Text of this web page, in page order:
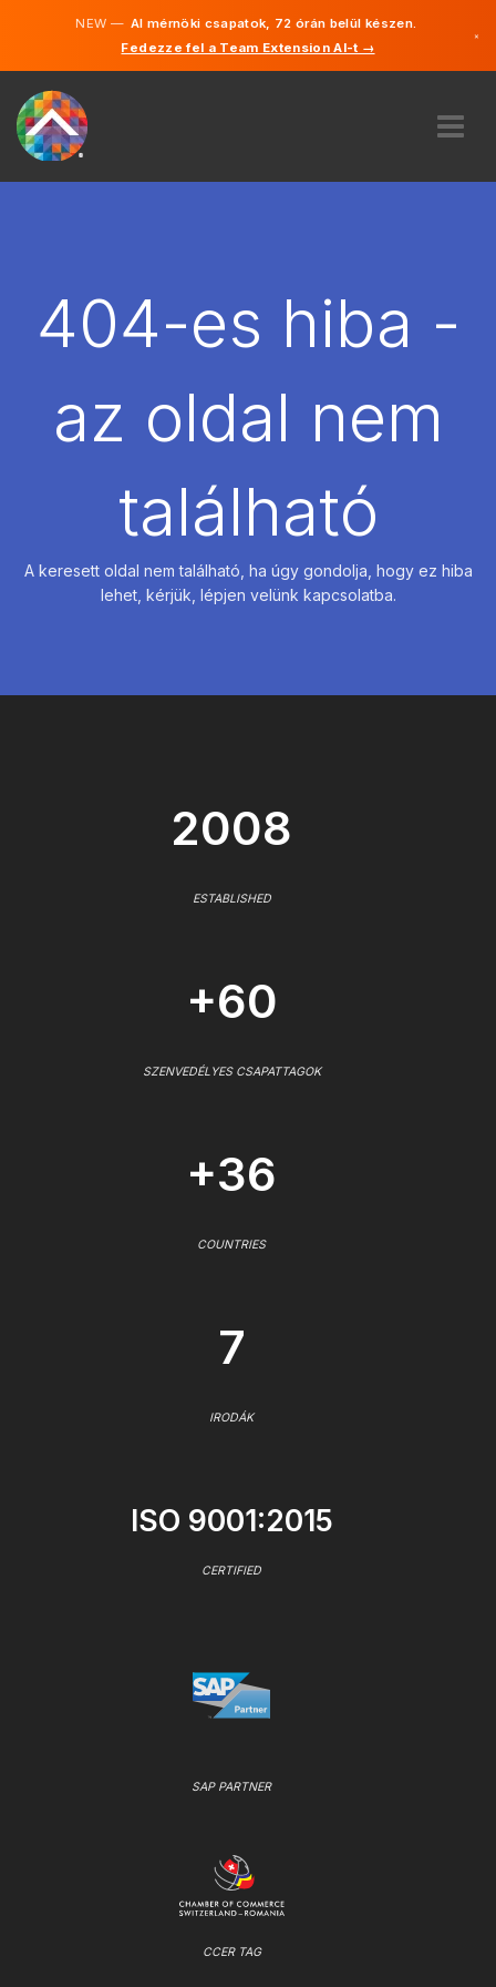
NEW —AI mérnöki csapatok, 72 órán belül készen.
Fedezze fel a Team Extension AI-t →
×
BÉREL
404-es hiba -
az oldal nem
található
A keresett oldal nem található, ha úgy gondolja, hogy ez hiba
lehet, kérjük, lépjen velünk kapcsolatba.
2008
ESTABLISHED
+60
SZENVEDÉLYES CSAPATTAGOK
+36
COUNTRIES
7
IRODÁK
ISO 9001:2015
CERTIFIED
SAP PARTNER
CCER TAG